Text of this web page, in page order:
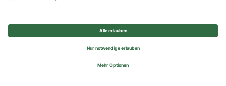
© 2026 REWE Group - All rights reserved